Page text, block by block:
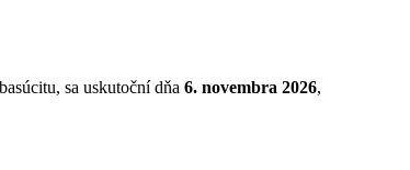
sa uskutoční dňa 6. novembra 2026,